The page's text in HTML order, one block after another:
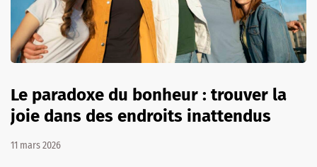
Le paradoxe du bonheur : trouver la
joie dans des endroits inattendus
11 mars 2026